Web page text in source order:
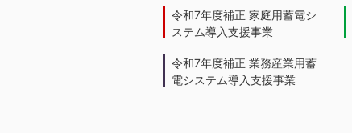
令和7年度補正 家庭用蓄電シ
ステム導入支援事業
令和7年度補正 業務産業用蓄
電システム導入支援事業